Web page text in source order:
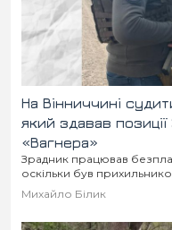
На Вінниччині
який здавав
«Вагнера»
Зрадник працював
оскільки був
Михайло Білик